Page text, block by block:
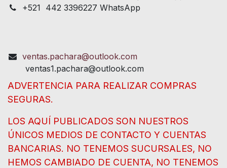
+521 442 3396227 WhatsApp
ventas.pachara@outlook.com
ventas1.pachara@outlook.com
ADVERTENCIA PARA REALIZAR COMPRAS
SEGURAS.
LOS AQUÍ PUBLICADOS SON NUESTROS
ÚNICOS MEDIOS DE CONTACTO Y CUENTAS
BANCARIAS. NO TENEMOS SUCURSALES, NO
HEMOS CAMBIADO DE CUENTA, NO TENEMOS